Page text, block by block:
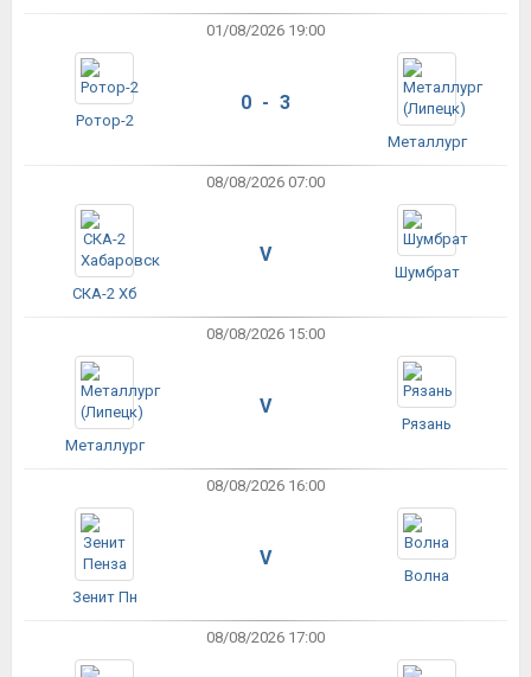
01/08/2026 19:00
Ротор-2
0 - 3
Металлург
08/08/2026 07:00
СКА-2 Хб
V
Шумбрат
08/08/2026 15:00
Металлург
V
Рязань
08/08/2026 16:00
Зенит Пн
V
Волна
08/08/2026 17:00